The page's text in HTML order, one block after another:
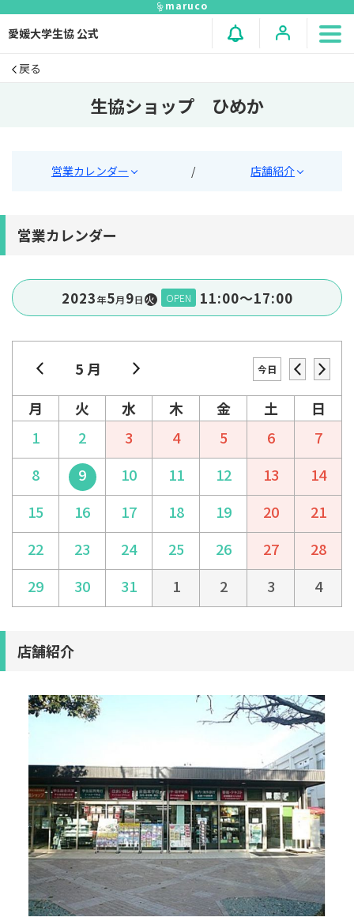
maruco
愛媛大学生協 公式
戻る
生協ショップ ひめか
営業カレンダー / 店舗紹介
営業カレンダー
2023年5⽉9⽇ 火 OPEN 11:00〜17:00
5 月 今日
月 火 水 木 金 土
日
1
2 3 4 5 6
7
8
9 10 11 12 13
14
15
16 17 18 19 20
21
22
23 24 25 26 27
28
29
30 31 1 2 3 4
店舗紹介